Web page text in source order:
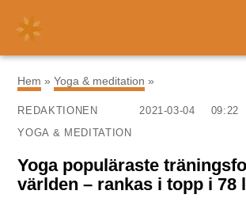
Hem »Yoga & meditation »
REDAKTIONEN 2021-03-04
09:22
YOGA & MEDITATION
Yoga populäraste
världen – rankas i topp i 78